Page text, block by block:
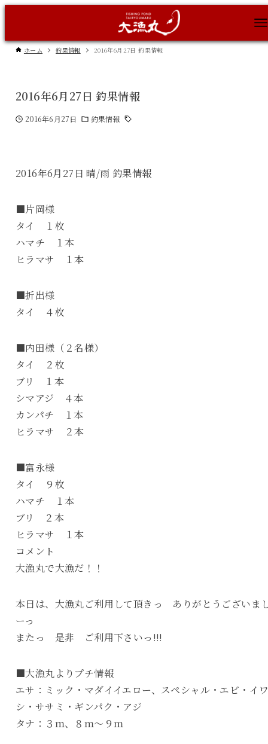
ホーム 釣果情報 2016年6月27日 釣果情報
2016年6月27日 釣果情報
2016年6月27日 釣果情報
2016年6月27日 晴/雨 釣果情報
■片岡様
タイ １枚
ハマチ １本
ヒラマサ １本
■折出様
タイ ４枚
■内田様（２名様）
タイ ２枚
ブリ １本
シマアジ ４本
カンパチ １本
ヒラマサ ２本
■富永様
タイ ９枚
ハマチ １本
ブリ ２本
ヒラマサ １本
コメント
大漁丸で大漁だ！！
本日は、大漁丸ご利用して頂きっ ありがとうございま
ーっ
またっ 是非 ご利用下さいっ!!!
■大漁丸よりプチ情報
エサ：ミック・マダイイエロー、スペシャル・エビ・イ
シ・ササミ・ギンパク・アジ
タナ：３ｍ、８ｍ～９ｍ